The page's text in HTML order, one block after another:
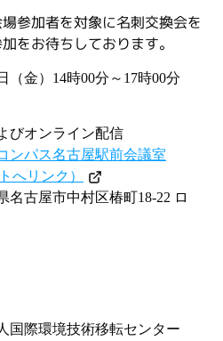
参加者を対象に名刺交換会を
をお待ちしております。
（金）14時00分～17時00分
びオンライン配信
ンパス名古屋駅前会議室
へリンク）
市中村区椿町18-22 ロ
国際環境技術移転センター